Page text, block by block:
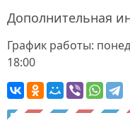
Дополнительная
График работы:
18:00